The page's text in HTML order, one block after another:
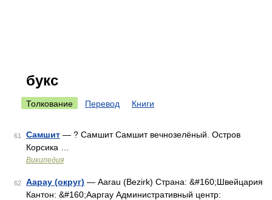
букс
Толкование Перевод Книги
61 Самшит — ? Самшит Самшит вечнозелёный. Остров
Корсика …
Википедия
62 Аарау (округ) — Aarau (Bezirk) Страна: &#160;Швейцария
Кантон: &#160;Ааргау Административный центр: